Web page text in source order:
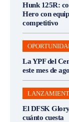
Hunk 125R:
Hero con
competitivo
La YPF del
este mes de
El DFSK
cuánto cuesta